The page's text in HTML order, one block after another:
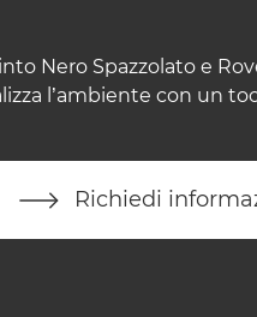
Nero Spazzolato e
l’ambiente con un
Richiedi